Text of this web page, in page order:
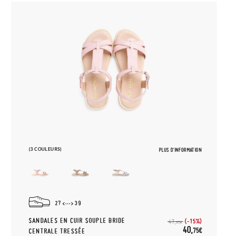
(3 COULEURS) PLUS D'INFORMATION
27 39
SANDALES EN CUIR SOUPLE BRIDE
CENTRALE TRESSÉE
47,95€ (-15%)
40,75€